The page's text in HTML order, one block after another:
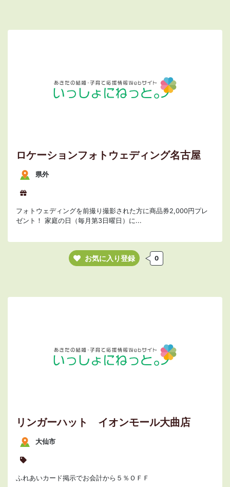
ロケーションフォトウェディング名古屋
県外
フォトウェディングを前撮り撮影された方に商品券2,000円プレ
ゼント！ 家庭の日（毎月第3日曜日）に...
お気に入り登録 0
リンガーハット イオンモール大曲店
大仙市
ふれあいカード掲示でお会計から５％ＯＦＦ